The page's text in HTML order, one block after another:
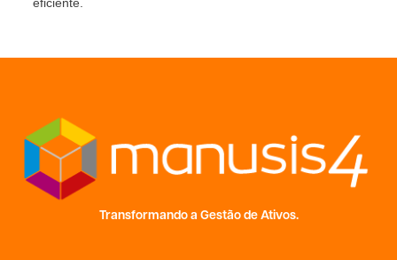
Transformando a Gestão de Ativos.